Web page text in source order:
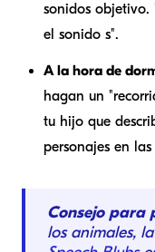
sonidos objetivo.
el sonido s".
A la hora de
hagan un
tu hijo que
personajes en
Consejo para
los animales,